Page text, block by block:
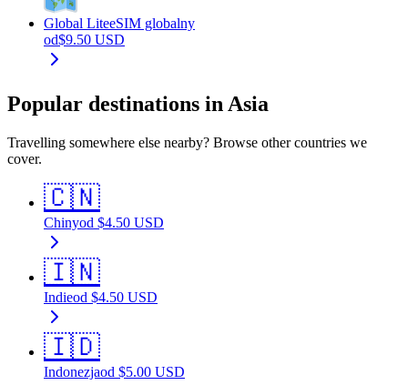
Global LiteeSIM globalny
od$9.50 USD
Popular destinations in Asia
Travelling somewhere else nearby? Browse other countries we
cover.
🇨🇳
Chinyod $4.50 USD
🇮🇳
Indieod $4.50 USD
🇮🇩
Indonezjaod $5.00 USD